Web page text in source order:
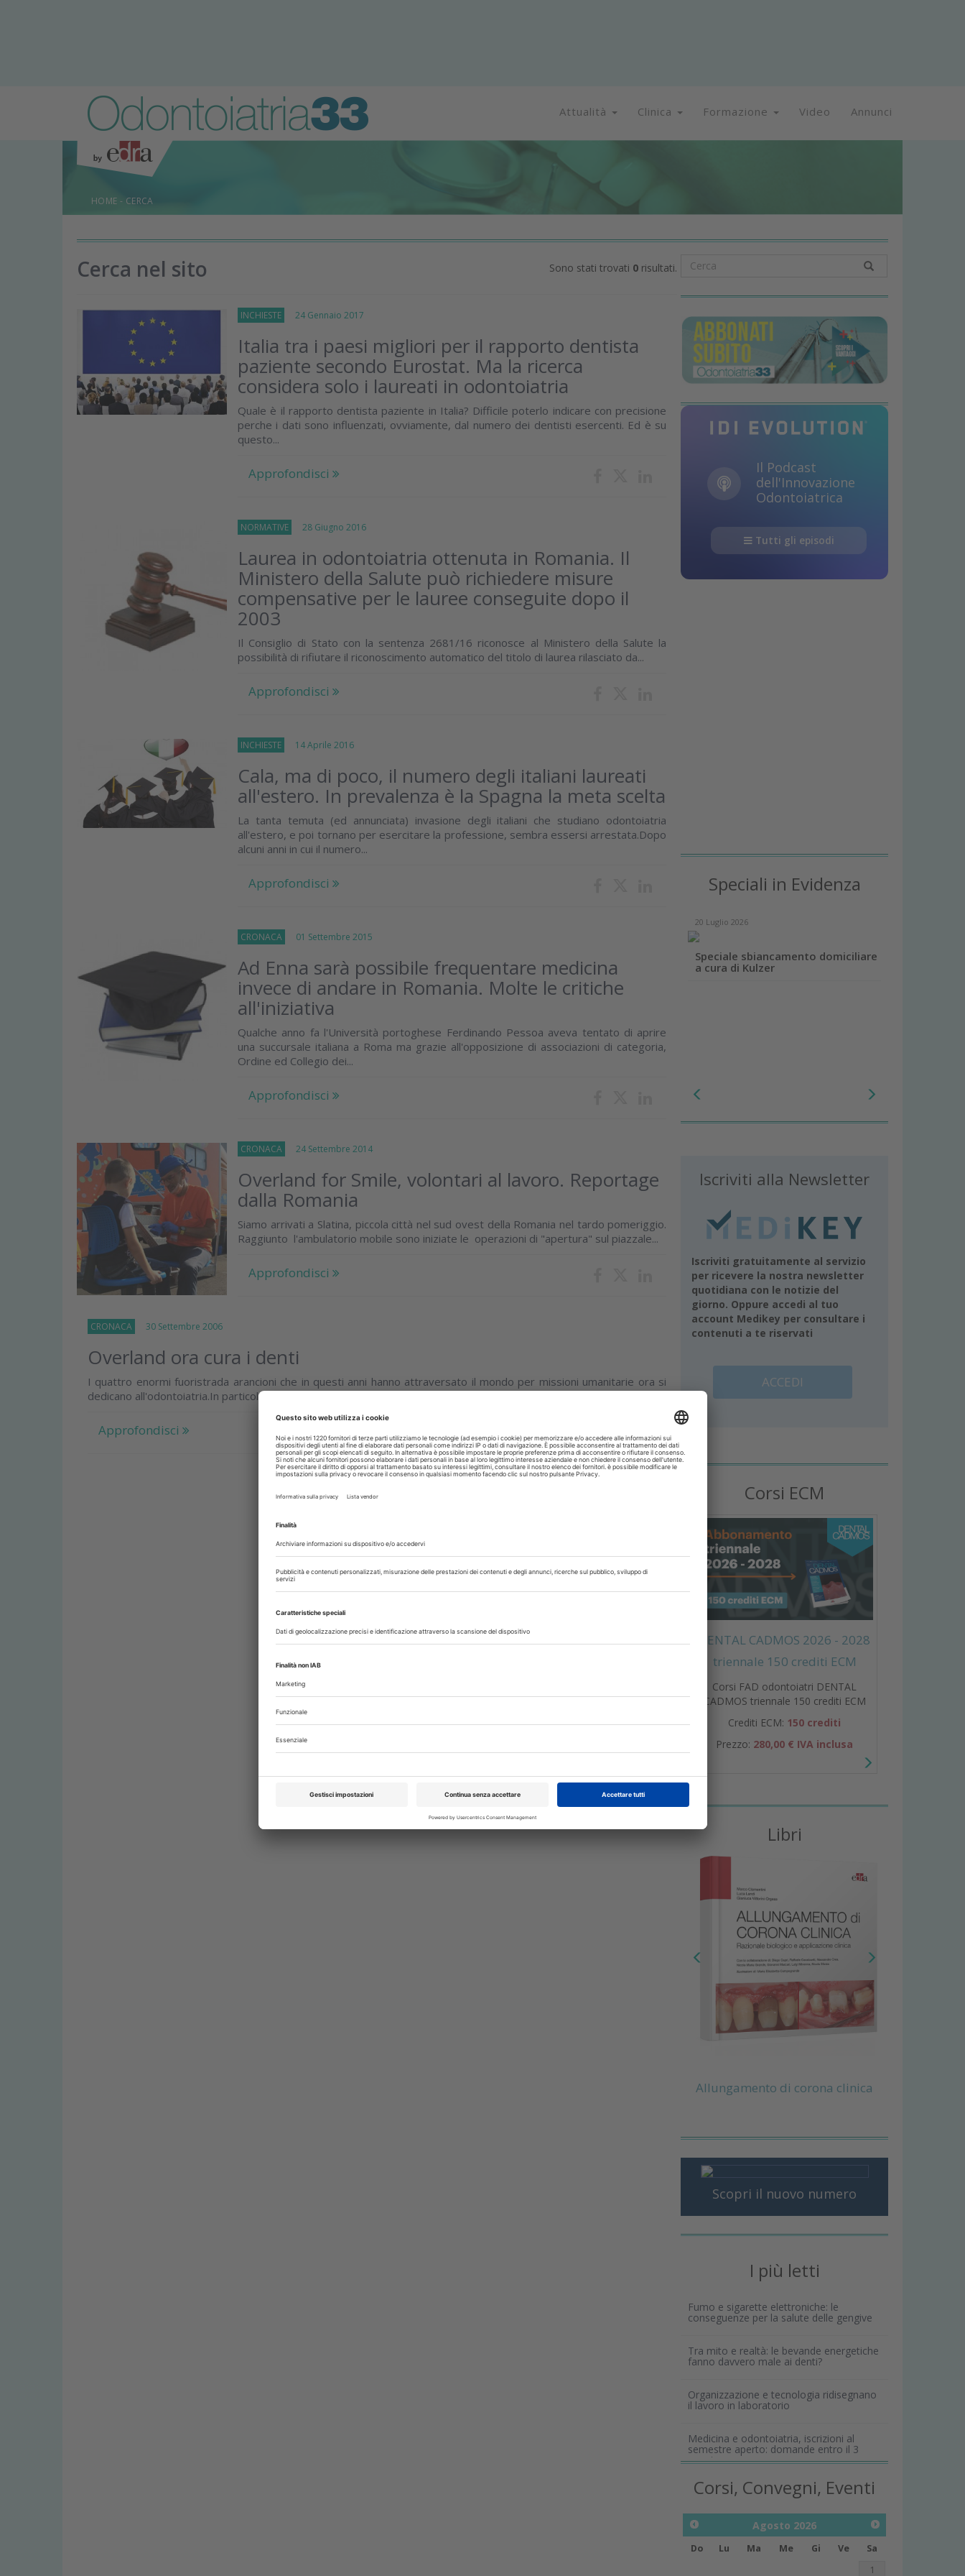
Attualità Clinica Formazione Video Annunci
HOME - CERCA
Cerca nel sito Sono stati trovati 0 risultati.
INCHIESTE 24 Gennaio 2017
Italia tra i paesi migliori per il rapporto dentista
paziente secondo Eurostat. Ma la ricerca
considera solo i laureati in odontoiatria
Quale è il rapporto dentista paziente in Italia? Difficile poterlo indicare con precisione
perche i dati sono influenzati, ovviamente, dal numero dei dentisti esercenti. Ed è su
questo...
Approfondisci
NORMATIVE 28 Giugno 2016
Laurea in odontoiatria ottenuta in Romania. Il
Ministero della Salute può richiedere misure
compensative per le lauree conseguite dopo il
2003
Il Consiglio di Stato con la sentenza 2681/16 riconosce al Ministero della Salute la
possibilità di rifiutare il riconoscimento automatico del titolo di laurea rilasciato da...
Approfondisci
INCHIESTE 14 Aprile 2016
Cala, ma di poco, il numero degli italiani laureati
all'estero. In prevalenza è la Spagna la meta scelta
La tanta temuta (ed annunciata) invasione degli italiani che studiano odontoiatria
all'estero, e poi tornano per esercitare la professione, sembra essersi arrestata.Dopo
alcuni anni in cui il numero...
Approfondisci
CRONACA 01 Settembre 2015
Ad Enna sarà possibile frequentare medicina
invece di andare in Romania. Molte le critiche
all'iniziativa
Qualche anno fa l'Università portoghese Ferdinando Pessoa aveva tentato di aprire
una succursale italiana a Roma ma grazie all'opposizione di associazioni di categoria,
Ordine ed Collegio dei...
Approfondisci
CRONACA 24 Settembre 2014
Overland for Smile, volontari al lavoro. Reportage
dalla Romania
Siamo arrivati a Slatina, piccola città nel sud ovest della Romania nel tardo pomeriggio.
Raggiunto l'ambulatorio mobile sono iniziate le operazioni di "apertura" sul piazzale...
Approfondisci
CRONACA 30 Settembre 2006
Overland ora cura i denti
I quattro enormi fuoristrada arancioni che in questi anni hanno attraversato il mondo per missioni umanitarie ora si
dedicano all'odontoiatria.In particolare (la notizia pubblicata sul Corriere della...
Approfondisci
Il Podcast
dell'Innovazione
Odontoiatrica
Tutti gli episodi
Speciali in Evidenza
20 Luglio 2026
Speciale sbiancamento domiciliare
a cura di Kulzer
Iscriviti alla Newsletter
Iscriviti gratuitamente al servizio
per ricevere la nostra newsletter
quotidiana con le notizie del
giorno. Oppure accedi al tuo
account Medikey per consultare i
contenuti a te riservati
ACCEDI
Corsi ECM
DENTAL CADMOS 2026 - 2028
triennale 150 crediti ECM
Corsi FAD odontoiatri DENTAL
CADMOS triennale 150 crediti ECM
Crediti ECM: 150 crediti
Prezzo: 280,00 € IVA inclusa
Libri
Allungamento di corona clinica
Scopri il nuovo numero
I più letti
Fumo e sigarette elettroniche: le
conseguenze per la salute delle gengive
Tra mito e realtà: le bevande energetiche
fanno davvero male ai denti?
Organizzazione e tecnologia ridisegnano
il lavoro in laboratorio
Medicina e odontoiatria, iscrizioni al
semestre aperto: domande entro il 3
agosto
Corsi, Convegni, Eventi
Agosto 2026
Do Lu Ma Me Gi Ve
Sa
1